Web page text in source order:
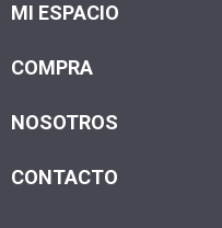
MI ESPACIO
COMPRA
NOSOTROS
CONTACTO